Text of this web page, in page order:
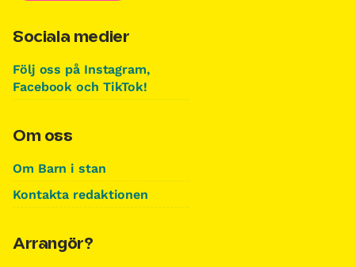
Sociala medier
Följ oss på Instagram,
Facebook och TikTok!
Om oss
Om Barn i stan
Kontakta redaktionen
Arrangör?